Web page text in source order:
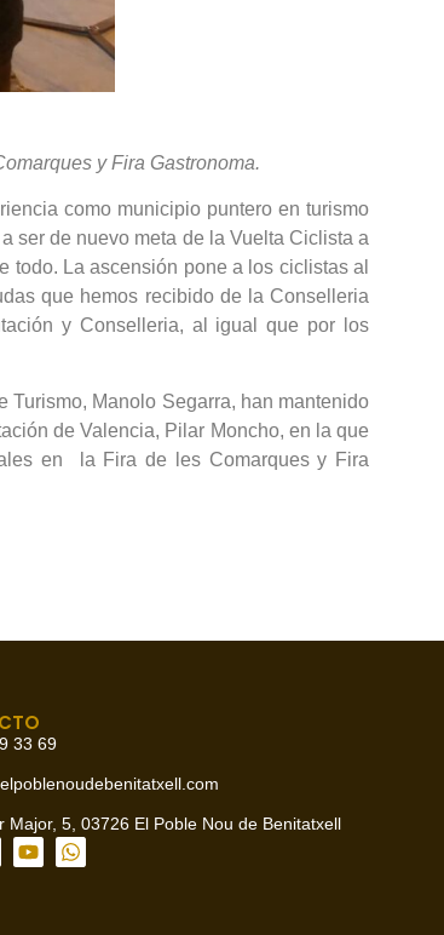
y Fira Gastronoma.
como municipio puntero en turismo
ser de nuevo meta de la Vuelta Ciclista a
todo. La ascensión pone a los ciclistas al
que hemos recibido de la Conselleria
y Conselleria, al igual que por los
Turismo, Manolo Segarra, han mantenido
de Valencia, Pilar Moncho, en la que
en la Fira de les Comarques y Fira
33 69
Major, 5, 03726 El Poble Nou de Benitatxell